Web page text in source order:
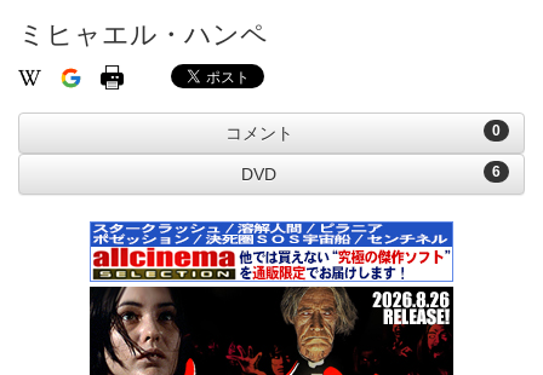
ミヒャエル・ハンペ
0
コメント
6
DVD